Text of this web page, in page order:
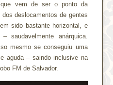
vem de ser o ponto da
deslocamentos de gentes
sido bastante horizontal, e
saudavelmente anárquica.
mesmo se conseguiu uma
aguda – saindo inclusive na
FM de Salvador.